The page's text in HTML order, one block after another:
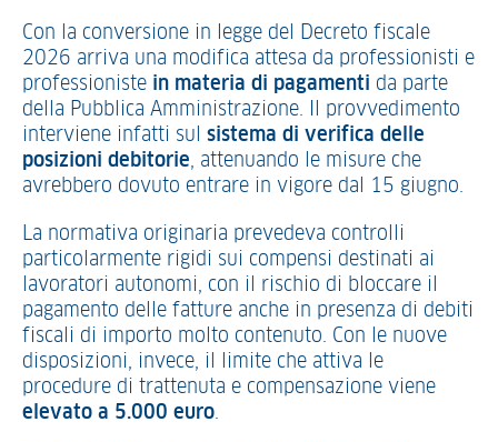
Con la conversione in legge del Decreto fiscale
2026 arriva una modifica attesa da professionisti e
professioniste in materia di pagamenti da parte
della Pubblica Amministrazione. Il provvedimento
interviene infatti sul sistema di verifica delle
posizioni debitorie, attenuando le misure che
avrebbero dovuto entrare in vigore dal 15 giugno.
La normativa originaria prevedeva controlli
particolarmente rigidi sui compensi destinati ai
lavoratori autonomi, con il rischio di bloccare il
pagamento delle fatture anche in presenza di debiti
fiscali di importo molto contenuto. Con le nuove
disposizioni, invece, il limite che attiva le
procedure di trattenuta e compensazione viene
elevato a 5.000 euro.